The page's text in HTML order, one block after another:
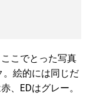
こでとった写真
。絵的には同じだ
、EDはグレー。